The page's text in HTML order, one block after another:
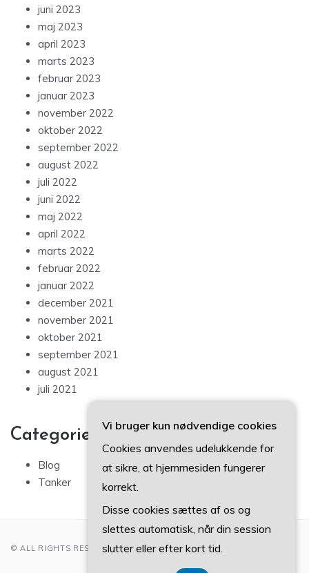
juni 2023
maj 2023
april 2023
marts 2023
februar 2023
januar 2023
november 2022
oktober 2022
september 2022
august 2022
juli 2022
juni 2022
maj 2022
april 2022
marts 2022
februar 2022
januar 2022
december 2021
november 2021
oktober 2021
september 2021
august 2021
juli 2021
Categories
Blog
Tanker
© ALL RIGHTS RESERVED 2022
Vi bruger kun nødvendige cookies
Cookies anvendes udelukkende for
at sikre, at hjemmesiden fungerer
korrekt.
Disse cookies sættes af os og
slettes automatisk, når din session
slutter eller efter kort tid.